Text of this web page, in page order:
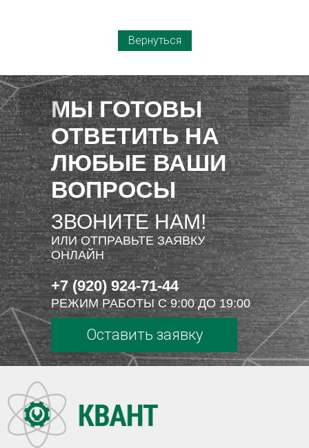
Вернуться
МЫ ГОТОВЫ
ОТВЕТИТЬ НА
ЛЮБЫЕ ВАШИ
ВОПРОСЫ
ЗВОНИТЕ НАМ!
ИЛИ ОТПРАВЬТЕ ЗАЯВКУ
ОНЛАЙН
+7 (920) 924-71-44
РЕЖИМ РАБОТЫ С 9:00 ДО 19:00
Оставить заявку